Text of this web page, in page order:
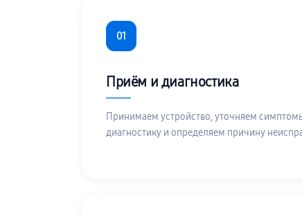
01
Приём и диагностика
Принимаем устройство, уточняем
диагностику и определяем причину